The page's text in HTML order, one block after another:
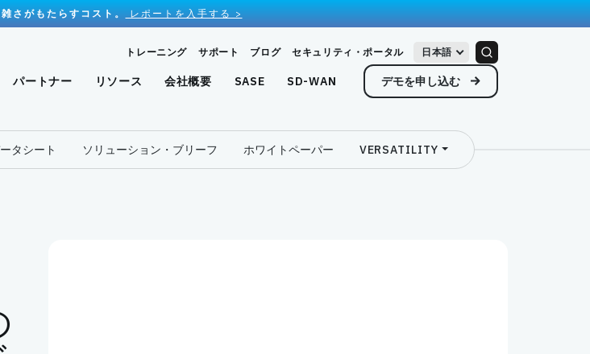
さがもたらすコスト。 レポートを入手する >
トレーニング サポート ブログ セキュリティ・ポータル 日本語
パートナー リソース 会社概要 SASE SD-WAN デモを申し込む
タシート ソリューション・ブリーフ ホワイトペーパー VERSATILITY